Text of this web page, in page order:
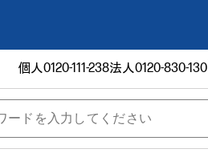
個人0120-111-238法人0120-830-130